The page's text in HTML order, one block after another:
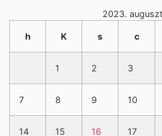
2023.
h K s c
1 2 3
7 8 9 10
14 15 16 17